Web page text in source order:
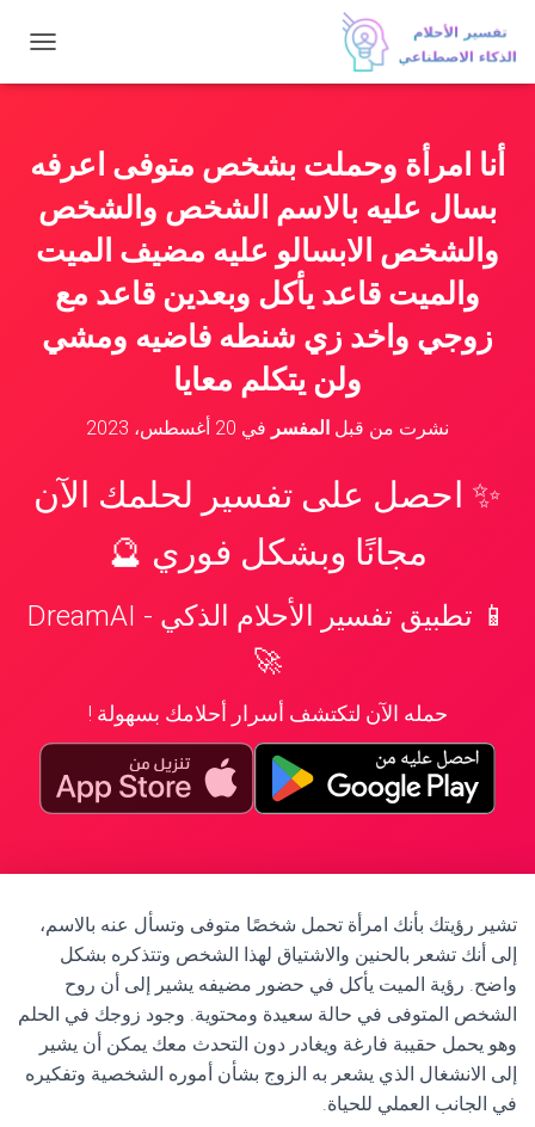
ب
ا
ت
ق
أنا امرأة وحملت بشخص متوفى اعرفه
بسال عليه بالاسم الشخص والشخص
والشخص الابسالو عليه مضيف الميت
والميت قاعد يأكل وبعدين قاعد مع
زوجي واخد زي شنطه فاضيه ومشي
ولن يتكلم معايا
نشرت من قبل المفسر في 20 أغسطس، 2023
✨ احصل على تفسير لحلمك الآن
مجانًا وبشكل فوري 🔮
📱 تطبيق تفسير الأحلام الذكي - DreamAI
🚀
حمله الآن لتكتشف أسرار أحلامك بسهولة !
تشير رؤيتك بأنك امرأة تحمل شخصًا متوفى وتسأل عنه بالاسم،
إلى أنك تشعر بالحنين والاشتياق لهذا الشخص وتتذكره بشكل
واضح. رؤية الميت يأكل في حضور مضيفه يشير إلى أن روح
الشخص المتوفى في حالة سعيدة ومحتوية. وجود زوجك في الحلم
وهو يحمل حقيبة فارغة ويغادر دون التحدث معك يمكن أن يشير
إلى الانشغال الذي يشعر به الزوج بشأن أموره الشخصية وتفكيره
في الجانب العملي للحياة.